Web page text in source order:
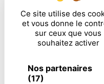
Ce site utilise des
et vous donne le
sur ceux que vous
souhaitez activer
Nos partenaires
(17)